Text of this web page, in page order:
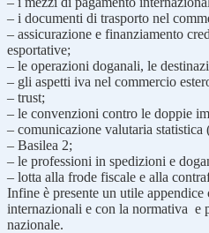
– i documenti di trasporto nel
– assicurazione e finanziamento
esportative;
– le operazioni doganali, le
– gli aspetti iva nel commercio
– trust;
– le convenzioni contro le doppie
– comunicazione valutaria statistica
– Basilea 2;
– le professioni in spedizioni e
– lotta alla frode fiscale e alla
Infine è presente un utile
internazionali e con la normativa e
nazionale.